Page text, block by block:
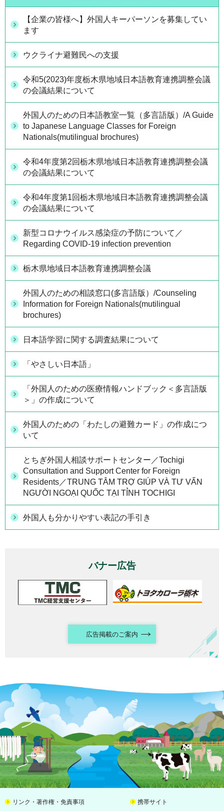
【企業の皆様へ】外国人キーパーソンを募集してい
ます
ウクライナ避難民への支援
令和5(2023)年度栃木県地域日本語教育連携調整会議
の会議結果について
外国人のための日本語教室一覧（多言語版）/A Guide
to Japanese Language Classes for Foreign
Nationals(mutilingual brochures)
令和4年度第2回栃木県地域日本語教育連携調整会議
の会議結果について
令和4年度第1回栃木県地域日本語教育連携調整会議
の会議結果について
新型コロナウイルス感染症の予防について／
Regarding COVID-19 infection prevention
栃木県地域日本語教育連携調整会議
外国人のための相談窓口(多言語版）/Counseling
Information for Foreign Nationals(mutilingual
brochures)
日本語学習に関する調査結果について
「やさしい日本語」
「外国人のための医療情報ハンドブック＜多言語版
＞」の作成について
外国人のための「わたしの避難カード」の作成につ
いて
とちぎ外国人相談サポートセンター／Tochigi
Consultation and Support Center for Foreign
Residents／TRUNG TÂM TRỢ GIÚP VÀ TƯ VẤN
NGƯỜI NGOẠI QUỐC TẠI TỈNH TOCHIGI
外国人も分かりやすい表記の手引き
バナー広告
広告掲載のご案内
リンク・著作権・免責事項 携帯サイト